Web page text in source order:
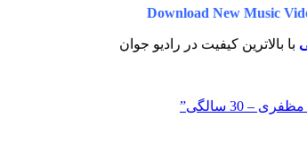
Download New Music
با بالاترین کیفیت در رادیو جوان
30 سالگی”